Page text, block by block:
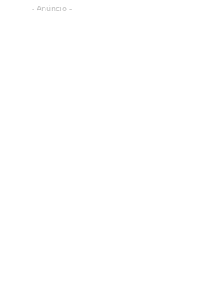
- Anúncio -